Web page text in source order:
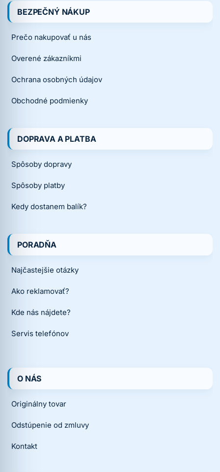
BEZPEČNÝ NÁKUP
Prečo nakupovať u nás
Overené zákazníkmi
Ochrana osobných údajov
Obchodné podmienky
DOPRAVA A PLATBA
Spôsoby dopravy
Spôsoby platby
Kedy dostanem balík?
PORADŇA
Najčastejšie otázky
Ako reklamovať?
Kde nás nájdete?
Servis telefónov
O NÁS
Originálny tovar
Odstúpenie od zmluvy
Kontakt